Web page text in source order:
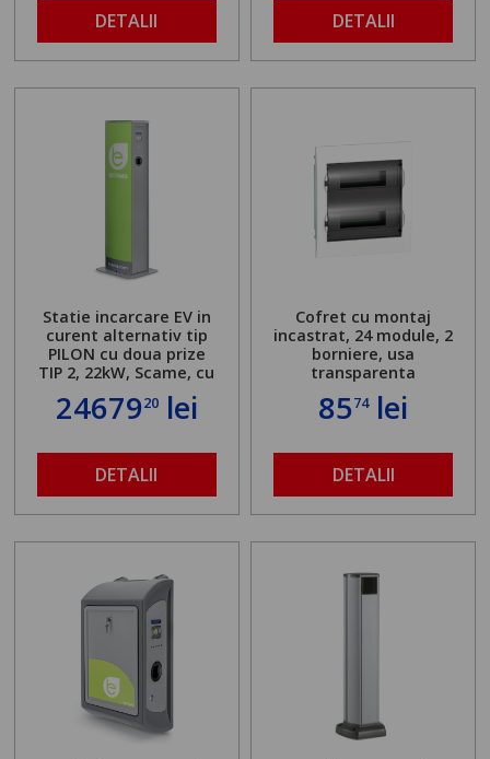
DETALII DETALII
Statie incarcare EV in
curent alternativ tip
PILON cu doua prize
TIP 2, 22kW, Scame, cu
server local
2467920lei
DETALII
Cofret cu montaj
incastrat, 24 module, 2
borniere, usa
transparenta
8574lei
DETALII